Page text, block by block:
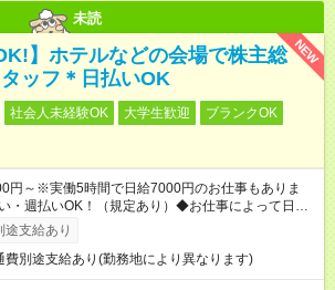
未読
NEW
】ホテルなどの会場で株主総
ッフ＊日払いOK
社会人未経験OK 大学生歓迎
ブランクOK
円～※実働5時間で日給7000円のお仕事もありま
週払いOK！（規定あり）◆お仕事によって日給も
途支給あり
費別途支給あり(勤務地により異なります)